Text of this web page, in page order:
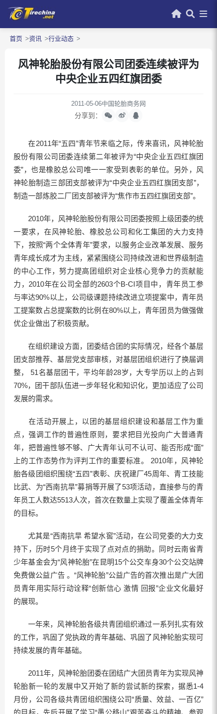
首页 资讯 行业动态
风神轮胎股份有限公司团委连续被评为
中央企业五四红旗团委
2011-05-06中国轮胎商务网
分享到：
在2011年“五四”青年节来临之际，传来喜讯，风神轮胎
股份有限公司团委连续第二年被评为“中央企业五四红旗团
委”，也是橡胶总公司唯一一家受到表彰的单位。另外，风
神轮胎制造三部团支部被评为“中央企业五四红旗团支部”，
制造一部炼胶二厂团支部被评为“焦作市五四红旗团支部”。
2010年，风神轮胎股份有限公司团委按照上级团委的统
一要求，在风神轮胎、橡胶总公司和化工集团的大力支持
下，按照“两个全体青年”要求，以服务企业改革发展、服务
青年成长成才为主线，紧紧围绕公司持续改进和世界级制造
的中心工作，努力提高团组织对企业核心竞争力的贡献能
力，2010年在公司全部的2603个B-CI项目中，青年员工参
与率达90%以上，公司级课题持续改进立项提案中，青年员
工提案数占总提案数的比例在80%以上，青年团员为做强做
优企业做出了积极贡献。
在组织建设方面，团委结合团的实际情况，经各个基层
团支部推荐、基层党支部审核，对基层团组织进行了换届调
整， 51名基层团干，平均年龄28岁，大专学历以上的占到
70%，团干部队伍进一步年轻化和知识化，更加适应了公司
发展的需求。
在活动开展上，以团的基层组织建设和基层工作为重
点，强调工作的普遍性原则，要求把目光投向广大普通青
年，把普遍性够不够、广大青年认可不认可、能否形成“面”
上的工作态势作为评判工作的重要标准。 2010年，风神轮
胎各级团组织围绕“五四”表彰、庆祝建厂45周年、青工技能
比武、为“西南抗旱”募捐等开展了53项活动，直接参与的青
年员工人数达5513人次，首次在数量上实现了覆盖全体青年
的目标。
尤其是“西南抗旱 希望水窖”活动，在公司党委的大力支
持下，历时5个月终于实现了点对点的捐助。同时云南省青
少年基金会为“风神轮胎”在昆明15个公交车身30个公交站牌
免费做公益广告 。“风神轮胎”公益广告的首次推出是广大团
员青年用实际行动诠释“创新信心 激情 回报”企业文化最好
的展现。
一年来，风神轮胎各级共青团组织通过一系列扎实有效
的工作，巩固了党执政的青年基础、巩固了风神轮胎实现可
持续发展的青年基础。
2011年，风神轮胎团委在团结广大团员青年为实现风神
轮胎新一轮的发展中又开始了新的尝试新的探索，据悉1-4
月份，公司各级共青团组织围绕公司“质量、效益、一百亿”
的目标，先后开展了学习“愚公移山”艰苦奋斗的精神、参观